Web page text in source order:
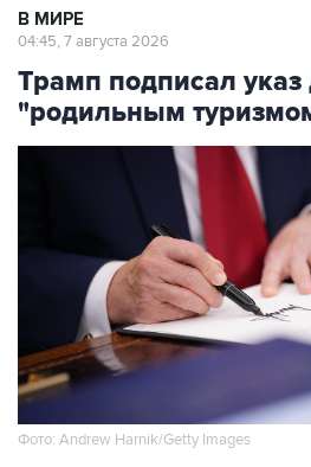
Трамп подписал указ
"родильным
Фото: Andrew Harnik/Getty Images
Москва. 7 августа.